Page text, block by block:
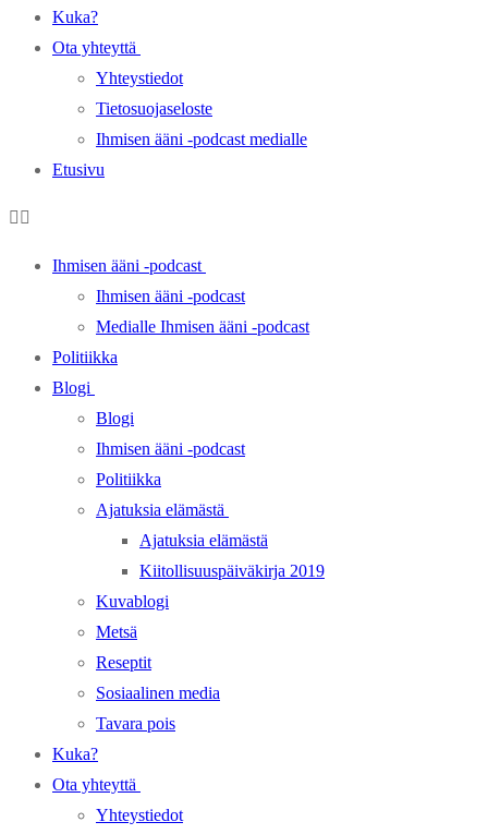
Kuka?
Ota yhteyttä
Yhteystiedot
Tietosuojaseloste
Ihmisen ääni -podcast medialle
Etusivu
Ihmisen ääni -podcast
Ihmisen ääni -podcast
Medialle Ihmisen ääni -podcast
Politiikka
Blogi
Blogi
Ihmisen ääni -podcast
Politiikka
Ajatuksia elämästä
Ajatuksia elämästä
Kiitollisuuspäiväkirja 2019
Kuvablogi
Metsä
Reseptit
Sosiaalinen media
Tavara pois
Kuka?
Ota yhteyttä
Yhteystiedot